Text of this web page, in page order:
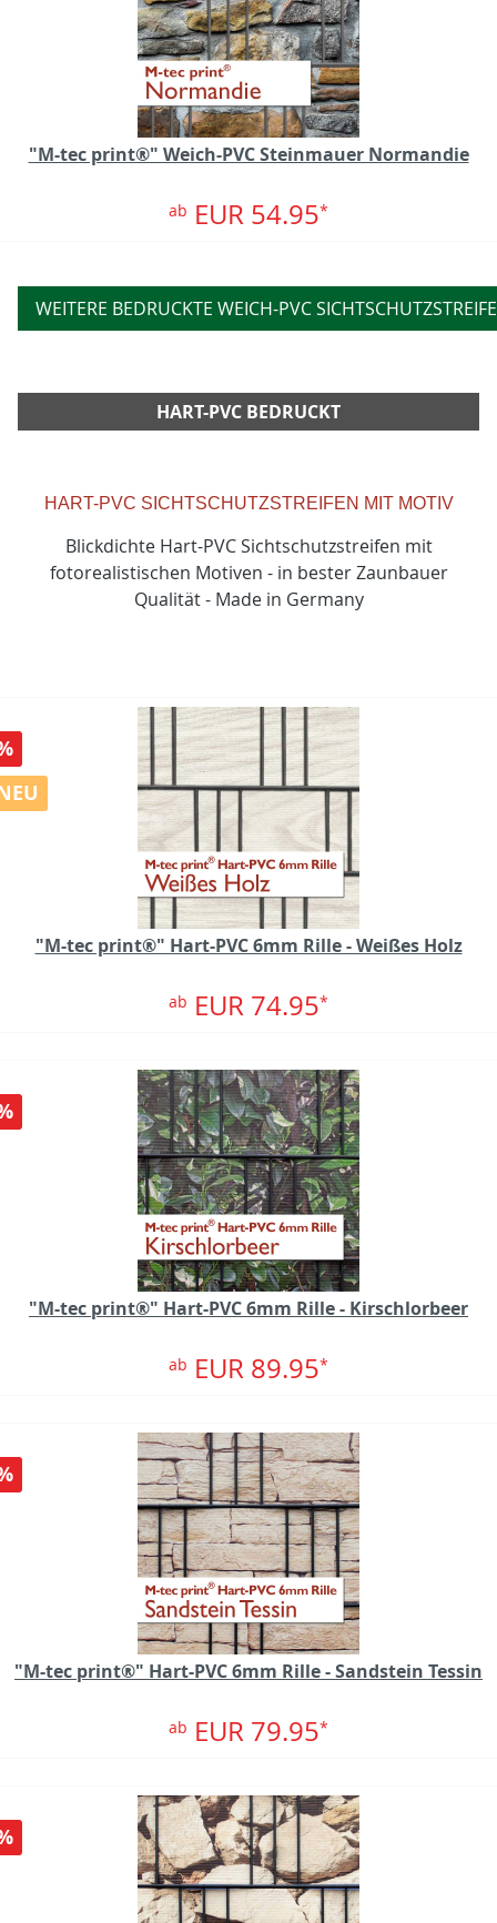
"M-tec print®" Weich-PVC Steinmauer Normandie
ab EUR 54.95*
WEITERE BEDRUCKTE WEICH-PVC
HART-PVC BEDRUCKT
HART-PVC SICHTSCHUTZSTREIFEN MIT MOTIV
Blickdichte Hart-PVC Sichtschutzstreifen mit
fotorealistischen Motiven - in bester Zaunbauer
Qualität - Made in Germany
"M-tec print®" Hart-PVC 6mm Rille - Weißes Holz
ab EUR 74.95*
"M-tec print®" Hart-PVC 6mm Rille - Kirschlorbeer
ab EUR 89.95*
"M-tec print®" Hart-PVC 6mm Rille - Sandstein Tessin
ab EUR 79.95*